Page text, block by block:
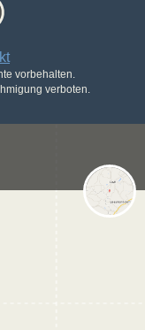
vorbehalten.
verboten.